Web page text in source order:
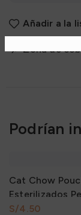
Añadir a la
Zona de
Podrían
Cat Chow
Esterilizados
85Gr
S/